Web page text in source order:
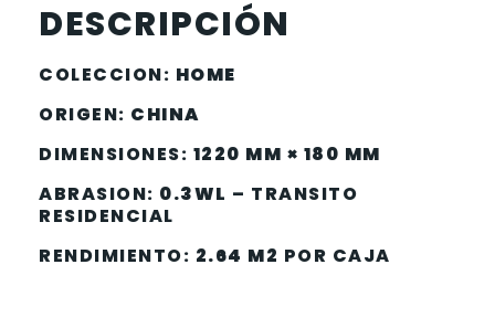
DESCRIPCIÓN
COLECCION: HOME
ORIGEN: CHINA
DIMENSIONES: 1220 MM × 180 MM
ABRASION: 0.3WL – TRANSITO
RESIDENCIAL
RENDIMIENTO: 2.64 M2 POR CAJA